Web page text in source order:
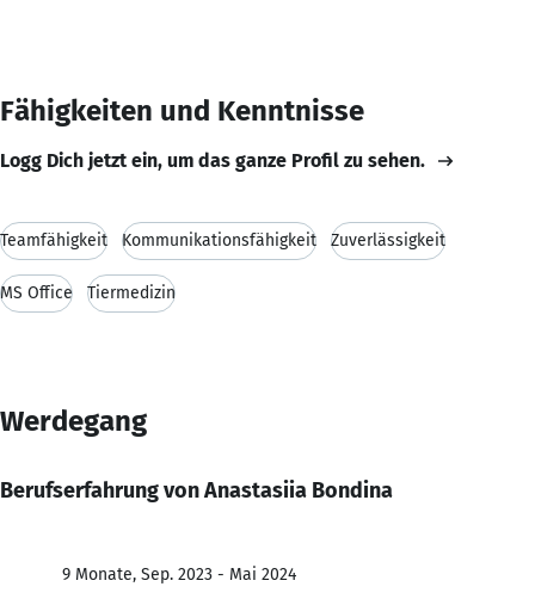
Fähigkeiten und Kenntnisse
Logg Dich jetzt ein, um das ganze Profil zu sehen.
Teamfähigkeit Kommunikationsfähigkeit Zuverlässigkeit
MS Office Tiermedizin
Werdegang
Berufserfahrung von Anastasiia Bondina
9 Monate, Sep. 2023 - Mai 2024